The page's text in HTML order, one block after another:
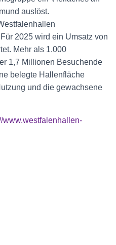
auslöst.
2025 wird ein Umsatz von
Mehr als 1.000
1,7 Millionen Besuchende
belegte Hallenfläche
und die gewachsene
www.westfalenhallen-